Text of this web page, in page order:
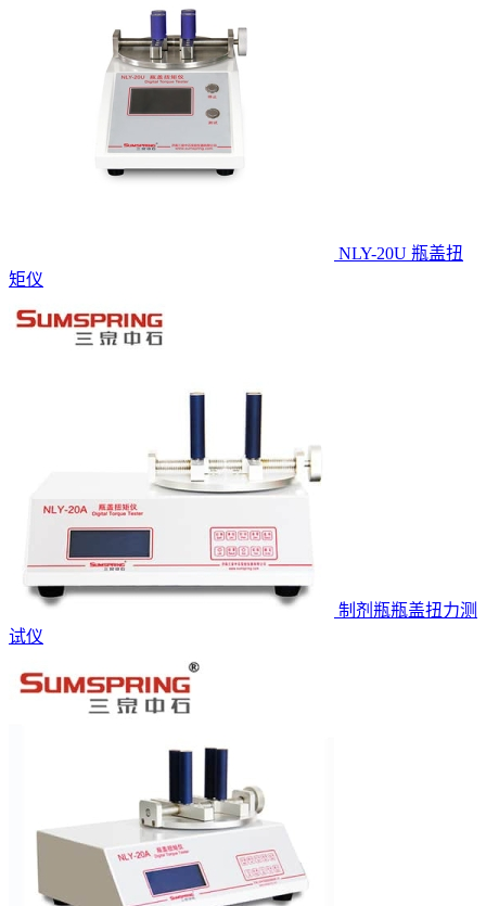
NLY-20U 瓶盖扭
矩仪
制剂瓶瓶盖扭力测
试仪